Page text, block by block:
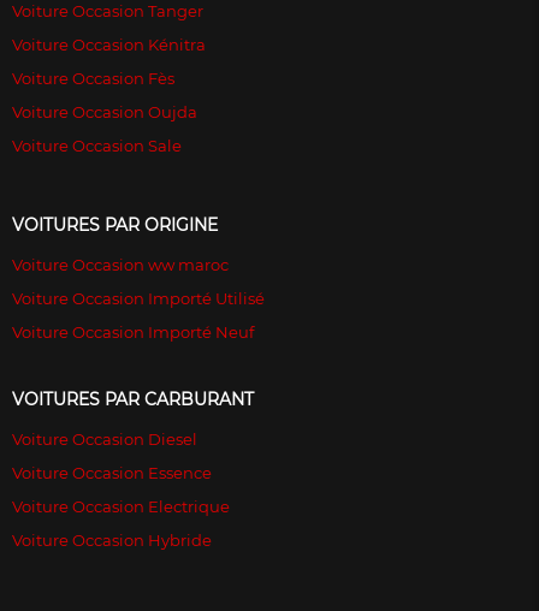
Voiture Occasion Tanger
Voiture Occasion Kénitra
Voiture Occasion Fès
Voiture Occasion Oujda
Voiture Occasion Sale
VOITURES PAR ORIGINE
Voiture Occasion ww maroc
Voiture Occasion Importé Utilisé
Voiture Occasion Importé Neuf
VOITURES PAR CARBURANT
Voiture Occasion Diesel
Voiture Occasion Essence
Voiture Occasion Electrique
Voiture Occasion Hybride